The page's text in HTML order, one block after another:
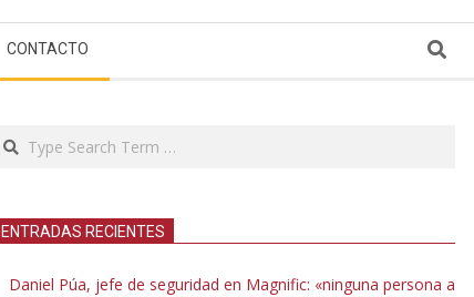
CONTACTO Search
Search
ENTRADAS RECIENTES
Daniel Púa, jefe de seguridad en Magnific: «ninguna persona a